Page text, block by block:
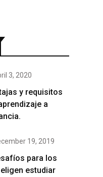
3, 2020
y requisitos
a
19, 2019
para los
estudiar